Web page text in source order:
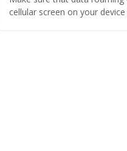
cellular screen on your device